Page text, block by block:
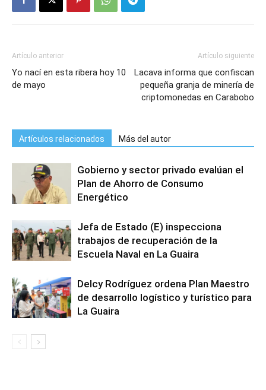
Artículo anterior
Yo nací en esta ribera hoy 10
de mayo
Artículo siguiente
Lacava informa que confiscan
pequeña granja de minería de
criptomonedas en Carabobo
Artículos relacionados Más del autor
Gobierno y sector privado evalúan el
Plan de Ahorro de Consumo
Energético
Jefa de Estado (E) inspecciona
trabajos de recuperación de la
Escuela Naval en La Guaira
Delcy Rodríguez ordena Plan Maestro
de desarrollo logístico y turístico para
La Guaira